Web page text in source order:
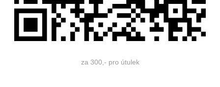
za 300,- pro útulek